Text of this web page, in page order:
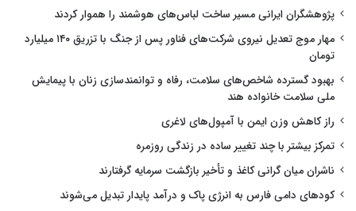
پژوهشگران ایرانی مسیر ساخت لباس‌های هوشمند را هموار کردند
مهار موج تعدیل نیروی شرکت‌های فناور پس از جنگ با تزریق ۱۴۰ میلیارد
تومان
بهبود گسترده شاخص‌های سلامت، رفاه و توانمندسازی زنان با پیمایش
ملی سلامت خانواده هند
راز کاهش وزن ایمن با آمپول‌های لاغری
تمرکز بیشتر با چند تغییر ساده در زندگی روزمره
ناشران میان گرانی کاغذ و تأخیر بازگشت سرمایه گرفتارند
کودهای دامی فارس به انرژی پاک و درآمد پایدار تبدیل می‌شوند